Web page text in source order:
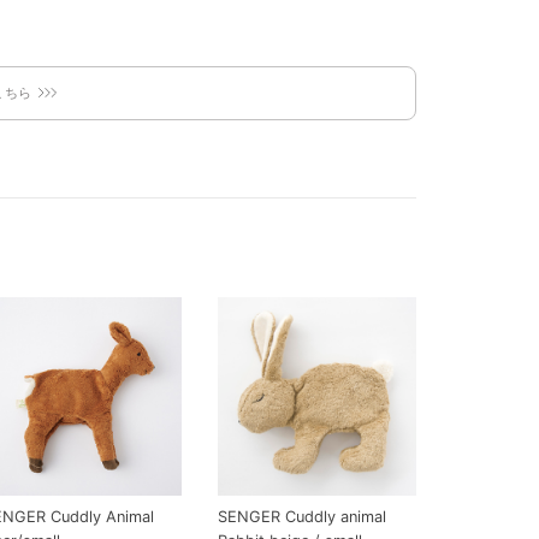
ら
Cuddly Animal
SENGER Cuddly animal